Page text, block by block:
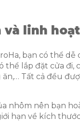
và linh
bạn có thể
thể lắp đặt cửa đi,
Tất cả đều
nhôm nên bạn
hạn về kích